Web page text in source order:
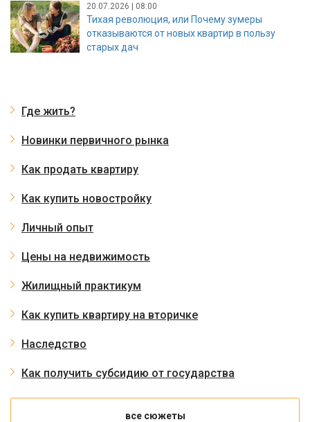
20.07.2026 | 08:00
Тихая революция, или Почему зумеры
отказываются от новых квартир в пользу
старых дач
Где жить?
Новинки первичного рынка
Как продать квартиру
Как купить новостройку
Личный опыт
Цены на недвижимость
Жилищный практикум
Как купить квартиру на вторичке
Наследство
Как получить субсидию от государства
все сюжеты